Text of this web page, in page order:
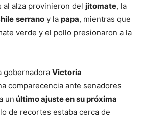
al alza provinieron del jitomate, la
serrano y la papa, mientras que
verde y el pollo presionaron a la
gobernadora Victoria
comparecencia ante senadores
un último ajuste en su próxima
de recortes estaba cerca de